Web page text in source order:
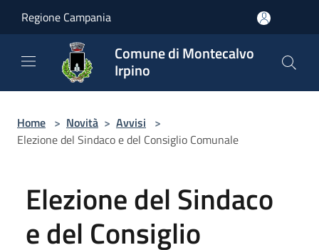
Regione Campania
Comune di Montecalvo
Irpino
Home > Novità > Avvisi >
Elezione del Sindaco e del Consiglio Comunale
Elezione del Sindaco
e del Consiglio